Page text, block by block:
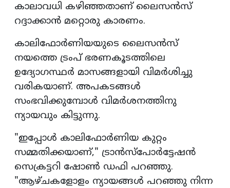
കാലാവധി കഴിഞ്ഞതാണ് ലൈസൻസ്
റദ്ദാക്കാൻ മറ്റൊരു കാരണം.
കാലിഫോർണിയയുടെ ലൈസൻസ്
നയത്തെ ട്രംപ് ഭരണകൂടത്തിലെ
ഉദ്യോഗസ്ഥർ മാസങ്ങളായി വിമർശിച്ചു
വരികയാണ്. അപകടങ്ങൾ
സംഭവിക്കുമ്പോൾ വിമർശനത്തിനു
ന്യായവും കിട്ടുന്നു.
"ഇപ്പോൾ കാലിഫോർണിയ കുറ്റം
സമ്മതിക്കയാണ്," ട്രാൻസ്‌പോർട്ടേഷൻ
സെക്രട്ടറി ഷോൺ ഡഫി പറഞ്ഞു.
"ആഴ്ചകളോളം ന്യായങ്ങൾ പറഞ്ഞു നിന്ന